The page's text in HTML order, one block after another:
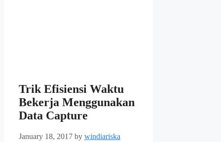
Trik Efisiensi Waktu
Bekerja Menggunakan
Data Capture
January 18, 2017 by windiariska